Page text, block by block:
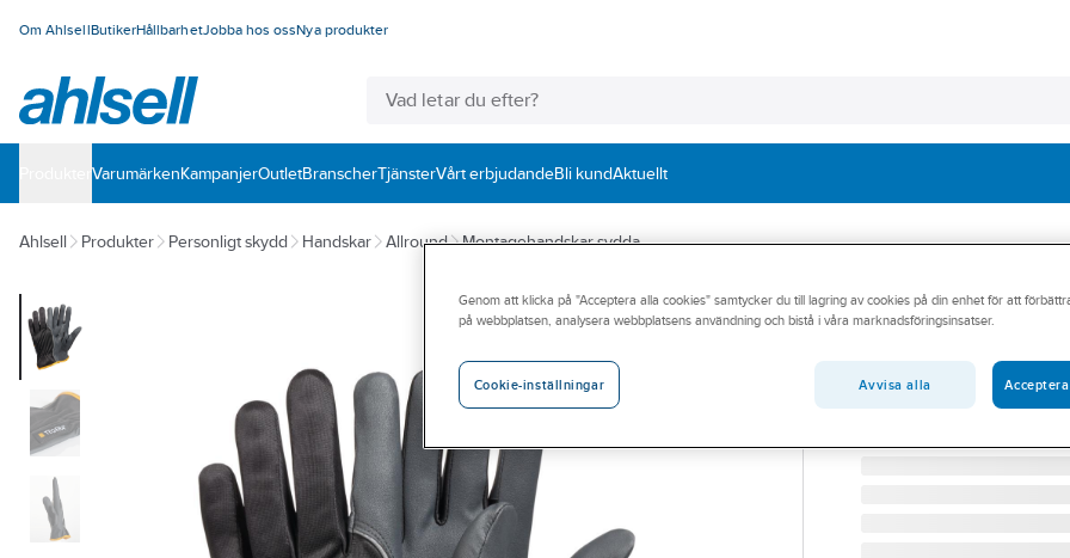
Om AhlsellButikerHållbarhetJobba hos ossNya produkter
VarumärkenKampanjerOutletBranscherTjänsterVårt erbjudandeBli kundAktuellt
Ahlsell Produkter Personligt skydd Handskar Allround Montagehandskar sydda
TEGERA®
TEGERA PRO-
Artikelnummer:
265977
9100-10
Genom att klicka på "Acceptera alla cookies" samtycker du till lagring av cookies på din enhet för att
på webbplatsen, analysera webbplatsens användning och bistå i våra marknadsföringsinsatser.
Cookie-inställningar Avvisa alla